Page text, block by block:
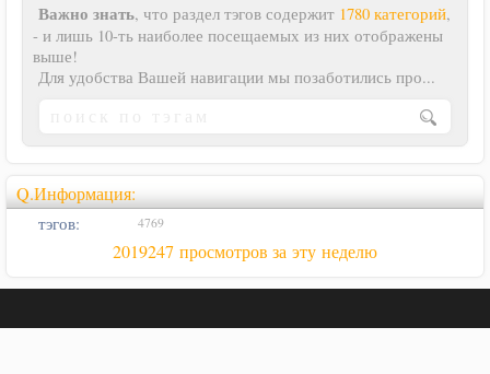
Важно знать, что раздел тэгов содержит 1780 категорий,
- и лишь 10-ть наиболее посещаемых из них отображены
выше!
Для удобства Вашей навигации мы позаботились про...
Q.Информация:
тэгов: 4769
2019247 просмотров за эту неделю